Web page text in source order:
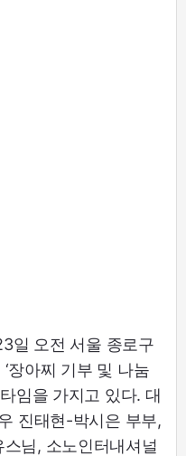
일 오전 서울 종로구
장아찌 기부 및 나눔
임을 가지고 있다. 대
진태현-박시은 부부,
님, 소노인터내셔널